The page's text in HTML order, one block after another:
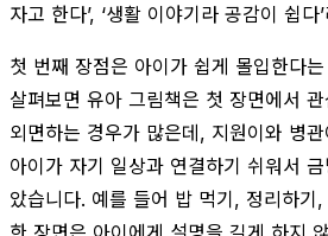
자고 한다’, ‘생활 이야기라 공감이 쉽
첫 번째 장점은 아이가 쉽게 몰입한다
살펴보면 유아 그림책은 첫 장면에서
외면하는 경우가 많은데, 지원이와 병
아이가 자기 일상과 연결하기 쉬워서
았습니다. 예를 들어 밥 먹기, 정리하기